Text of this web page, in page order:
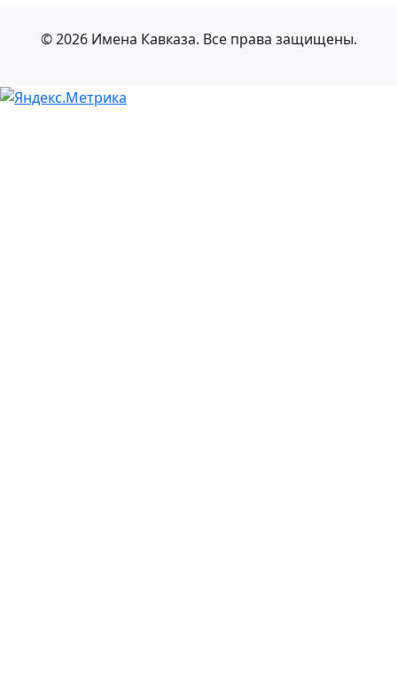
© 2026 Имена Кавказа. Все права защищены.